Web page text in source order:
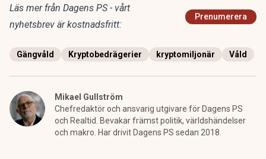
Läs mer från Dagens PS - vårt
nyhetsbrev är kostnadsfritt:
Prenumerera
Gängvåld Kryptobedrägerier kryptomiljonär Våld
Mikael Gullström
Chefredaktör och ansvarig utgivare för Dagens PS
och Realtid. Bevakar främst politik, världshändelser
och makro. Har drivit Dagens PS sedan 2018.